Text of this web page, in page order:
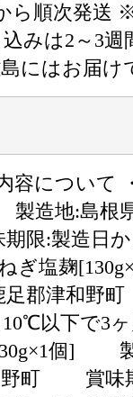
ら順次発送
みは2～3週
はお届け
容について
地:島根県
:製造日か
ねぎ塩麹
足郡津和
以下で3
個]
野町 賞味